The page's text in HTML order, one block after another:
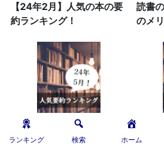
【24年2月】人気の本の要
約ランキング！
読書
のメ
ランキング 検索 ホーム